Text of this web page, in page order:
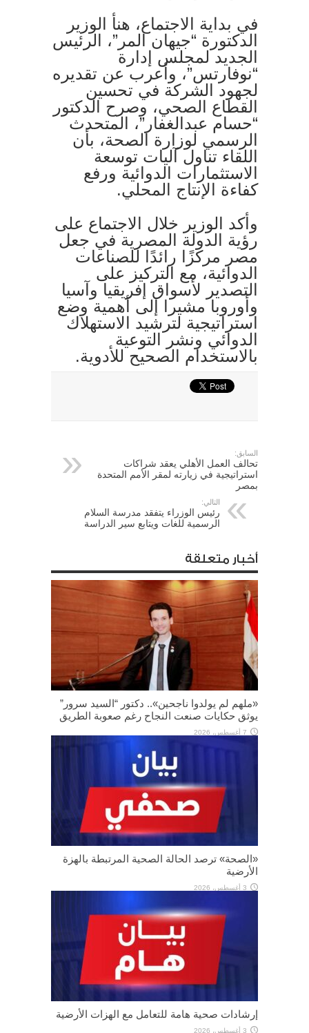
في بداية الاجتماع، هنأ الوزير
الدكتورة “جيهان المر”، الرئيس
الجديد لمجلس إدارة
“نوفارتس”، وأعرب عن تقديره
لجهود الشركة في تحسين
القطاع الصحي، وصرح الدكتور
“حسام عبدالغفار”، المتحدث
الرسمي لوزارة الصحة، بأن
اللقاء تناول آليات توسعة
الاستثمارات الدوائية ورفع
كفاءة الإنتاج المحلي.
وأكد الوزير خلال الاجتماع على
رؤية الدولة المصرية في جعل
مصر مركزًا رائدًا للصناعات
الدوائية، مع التركيز على
التصدير لأسواق إفريقيا وآسيا
وأوروبا مشيرا إلى أهمية وضع
استراتيجية لترشيد الاستهلاك
الدوائي ونشر التوعية
بالاستخدام الصحيح للأدوية.
السابق:
تحالف العمل الأهلي يعقد شراكات
استراتيجية في زيارته لمقر الأمم المتحدة
بمصر
التالي:
رئيس الوزراء يتفقد مدرسة السلام
الرسمية للغات ويتابع سير الدراسة
أخبار متعلقة
«ملهم لم يولدوا ناجحين».. دكتور “السيد سرور”
يوثق حكايات صنعت النجاح رغم صعوبة الطريق
7 أغسطس، 2026
«الصحة» ترصد الحالة الصحية المرتبطة بالهزة
الأرضية
3 أغسطس، 2026
إرشادات صحية هامة للتعامل مع الهزات الأرضية
3 أغسطس، 2026